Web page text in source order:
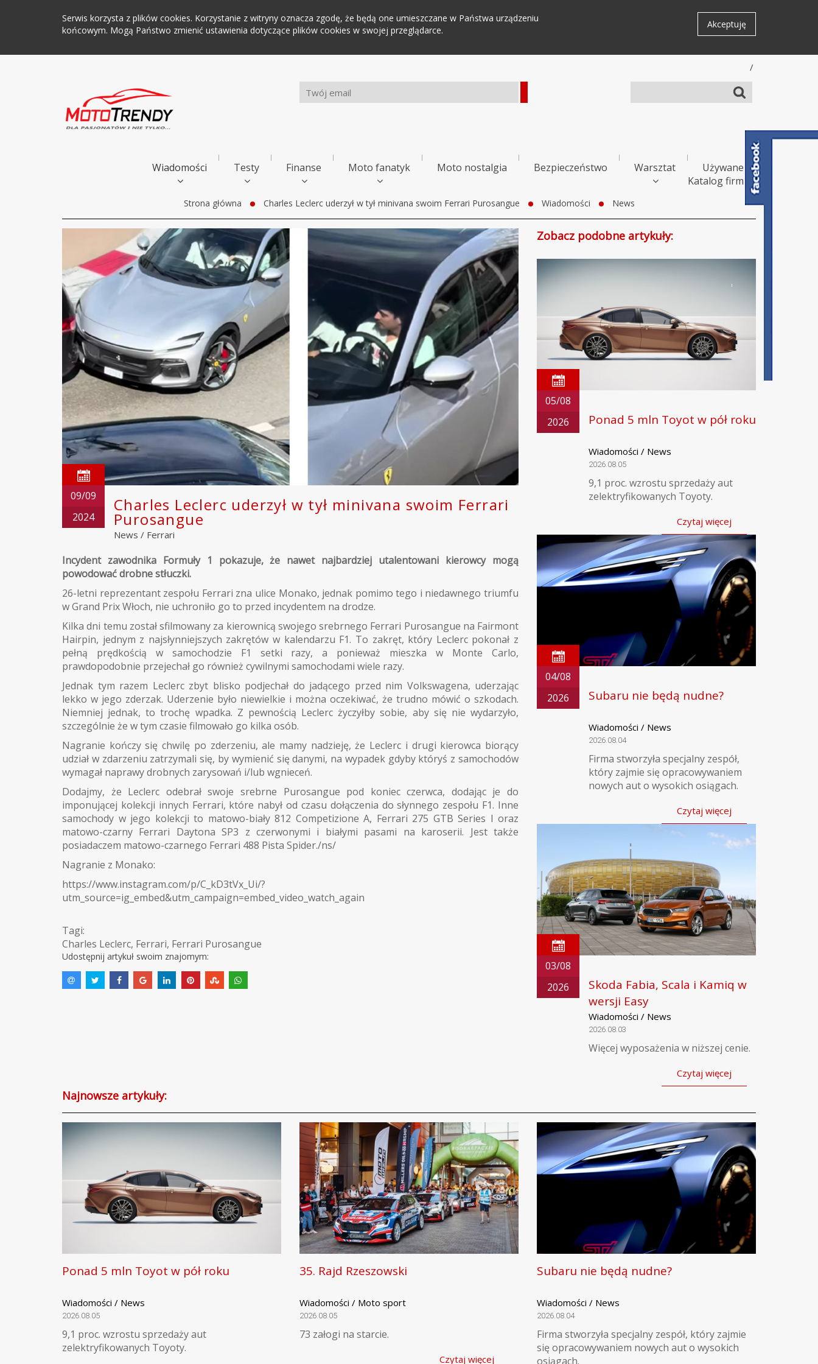
Serwis korzysta z plików cookies. Korzystanie z witryny oznacza zgodę, że będą one umieszczane w Państwa urządzeniu
końcowym. Mogą Państwo zmienić ustawienia dotyczące plików cookies w swojej przeglądarce.
Akceptuję
/
Wiadomości Testy Finanse Moto fanatyk Moto nostalgia Bezpieczeństwo Warsztat
Używane
Katalog firm
Strona główna Charles Leclerc uderzył w tył minivana swoim Ferrari Purosangue Wiadomości News
09/09
2024
Charles Leclerc uderzył w tył minivana swoim Ferrari
Purosangue
News / Ferrari
Incydent zawodnika Formuły 1 pokazuje, że nawet najbardziej utalentowani kierowcy mogą
powodować drobne stłuczki.
26-letni reprezentant zespołu Ferrari zna ulice Monako, jednak pomimo tego i niedawnego triumfu
w Grand Prix Włoch, nie uchroniło go to przed incydentem na drodze.
Kilka dni temu został sfilmowany za kierownicą swojego srebrnego Ferrari Purosangue na Fairmont
Hairpin, jednym z najsłynniejszych zakrętów w kalendarzu F1. To zakręt, który Leclerc pokonał z
pełną prędkością w samochodzie F1 setki razy, a ponieważ mieszka w Monte Carlo,
prawdopodobnie przejechał go również cywilnymi samochodami wiele razy.
Jednak tym razem Leclerc zbyt blisko podjechał do jadącego przed nim Volkswagena, uderzając
lekko w jego zderzak. Uderzenie było niewielkie i można oczekiwać, że trudno mówić o szkodach.
Niemniej jednak, to trochę wpadka. Z pewnością Leclerc życzyłby sobie, aby się nie wydarzyło,
szczególnie że w tym czasie filmowało go kilka osób.
Nagranie kończy się chwilę po zderzeniu, ale mamy nadzieję, że Leclerc i drugi kierowca biorący
udział w zdarzeniu zatrzymali się, by wymienić się danymi, na wypadek gdyby któryś z samochodów
wymagał naprawy drobnych zarysowań i/lub wgnieceń.
Dodajmy, że Leclerc odebrał swoje srebrne Purosangue pod koniec czerwca, dodając je do
imponującej kolekcji innych Ferrari, które nabył od czasu dołączenia do słynnego zespołu F1. Inne
samochody w jego kolekcji to matowo-biały 812 Competizione A, Ferrari 275 GTB Series I oraz
matowo-czarny Ferrari Daytona SP3 z czerwonymi i białymi pasami na karoserii. Jest także
posiadaczem matowo-czarnego Ferrari 488 Pista Spider./ns/
Nagranie z Monako:
https://www.instagram.com/p/C_kD3tVx_Ui/?
utm_source=ig_embed&utm_campaign=embed_video_watch_again
Tagi:
Charles Leclerc, Ferrari, Ferrari Purosangue
Udostępnij artykuł swoim znajomym:
Zobacz podobne artykuły:
05/08
2026
Ponad 5 mln Toyot w pół roku
Wiadomości / News
2026.08.05
9,1 proc. wzrostu sprzedaży aut
zelektryfikowanych Toyoty.
Czytaj więcej
04/08
2026
Subaru nie będą nudne?
Wiadomości / News
2026.08.04
Firma stworzyła specjalny zespół,
który zajmie się opracowywaniem
nowych aut o wysokich osiągach.
Czytaj więcej
03/08
2026
Skoda Fabia, Scala i Kamiq w
wersji Easy
Wiadomości / News
2026.08.03
Więcej wyposażenia w niższej cenie.
Czytaj więcej
Najnowsze artykuły:
Ponad 5 mln Toyot w pół roku
Wiadomości / News
2026.08.05
9,1 proc. wzrostu sprzedaży aut
zelektryfikowanych Toyoty.
35. Rajd Rzeszowski
Wiadomości / Moto sport
2026.08.05
73 załogi na starcie.
Czytaj więcej
Subaru nie będą nudne?
Wiadomości / News
2026.08.04
Firma stworzyła specjalny zespół, który zajmie
się opracowywaniem nowych aut o wysokich
osiągach.